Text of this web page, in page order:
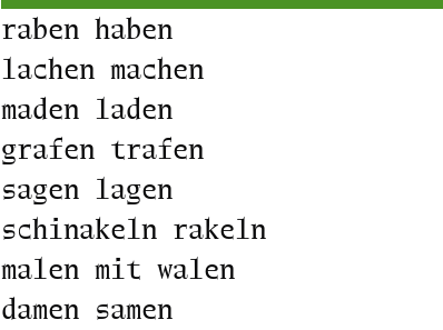
raben haben
lachen machen
maden laden
grafen trafen
sagen lagen
schinakeln rakeln
malen mit walen
damen samen